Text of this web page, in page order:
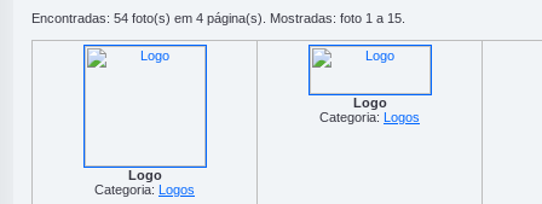
Encontradas: 54 foto(s) em 4 página(s). Mostradas: foto 1 a 15.
Logo
Categoria: Logos
Logo
Categoria: Logos